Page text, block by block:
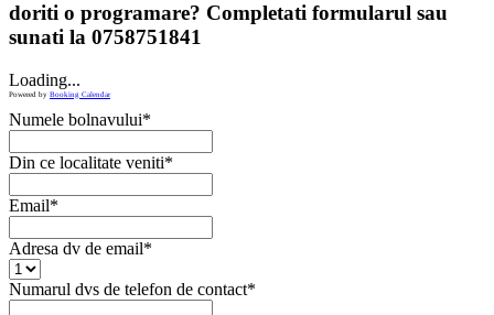
doriti o programare? Completati formularul sau
sunati la 0758751841
Loading...
Powered by Booking Calendar
Numele bolnavului*
Din ce localitate veniti*
Email*
Adresa dv de email*
Numarul dvs de telefon de contact*